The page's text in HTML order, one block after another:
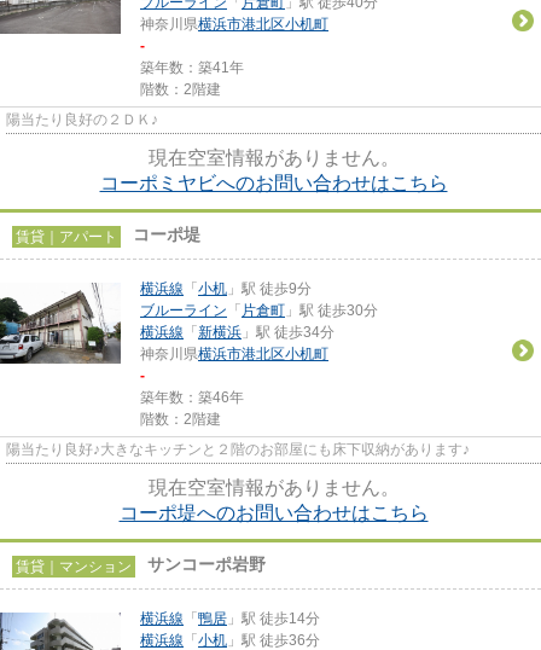
神奈川県横浜市港北区小机町
-
築年数：築41年
階数：2階建
陽当たり良好の２ＤＫ♪
現在空室情報がありません。
コーポミヤビへのお問い合わせはこちら
賃貸｜アパート コーポ堤
横浜線 「 小机 」駅 徒歩9分
ブルーライン 「 片倉町 」駅 徒歩30分
横浜線 「 新横浜 」駅 徒歩34分
神奈川県横浜市港北区小机町
-
築年数：築46年
階数：2階建
陽当たり良好♪大きなキッチンと２階のお部屋にも床下収納があります♪
現在空室情報がありません。
コーポ堤へのお問い合わせはこちら
賃貸｜マンション サンコーポ岩野
横浜線 「 鴨居 」駅 徒歩14分
横浜線 「 小机 」駅 徒歩36分